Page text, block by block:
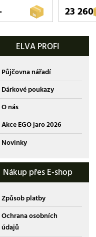
23
ELVA PROFI
Půjčovna nářadí
Dárkové poukazy
O nás
Akce EGO jaro 2026
Novinky
Nákup přes E-shop
Způsob platby
Ochrana osobních
údajů